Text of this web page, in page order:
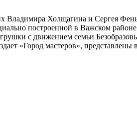
Владимира Холщагина и Сергея
построенной в Важском
с движением семьи
«Город мастеров», представлены